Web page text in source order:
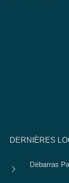
DERNIÈRES
Débarras